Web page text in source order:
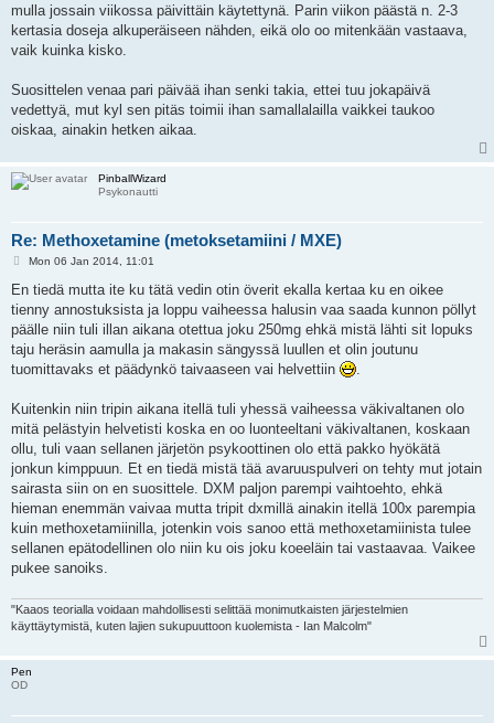
mulla jossain viikossa päivittäin käytettynä. Parin viikon päästä n. 2-3
kertasia doseja alkuperäiseen nähden, eikä olo oo mitenkään vastaava,
vaik kuinka kisko.
Suosittelen venaa pari päivää ihan senki takia, ettei tuu jokapäivä
vedettyä, mut kyl sen pitäs toimii ihan samallalailla vaikkei taukoo
oiskaa, ainakin hetken aikaa.
PinballWizard
Psykonautti
Re: Methoxetamine (metoksetamiini / MXE)
P
s
Mon 06 Jan 2014, 11:01
En tiedä mutta ite ku tätä vedin otin överit ekalla kertaa ku en oikee
tienny annostuksista ja loppu vaiheessa halusin vaa saada kunnon pöllyt
päälle niin tuli illan aikana otettua joku 250mg ehkä mistä lähti sit lopuks
taju heräsin aamulla ja makasin sängyssä luullen et olin joutunu
tuomittavaks et päädynkö taivaaseen vai helvettiin
.
Kuitenkin niin tripin aikana itellä tuli yhessä vaiheessa väkivaltanen olo
mitä pelästyin helvetisti koska en oo luonteeltani väkivaltanen, koskaan
ollu, tuli vaan sellanen järjetön psykoottinen olo että pakko hyökätä
jonkun kimppuun. Et en tiedä mistä tää avaruuspulveri on tehty mut jotain
sairasta siin on en suosittele. DXM paljon parempi vaihtoehto, ehkä
hieman enemmän vaivaa mutta tripit dxmillä ainakin itellä 100x parempia
kuin methoxetamiinilla, jotenkin vois sanoo että methoxetamiinista tulee
sellanen epätodellinen olo niin ku ois joku koeeläin tai vastaavaa. Vaikee
pukee sanoiks.
"Kaaos teorialla voidaan mahdollisesti selittää monimutkaisten järjestelmien
käyttäytymistä, kuten lajien sukupuuttoon kuolemista - Ian Malcolm"
Pen
OD